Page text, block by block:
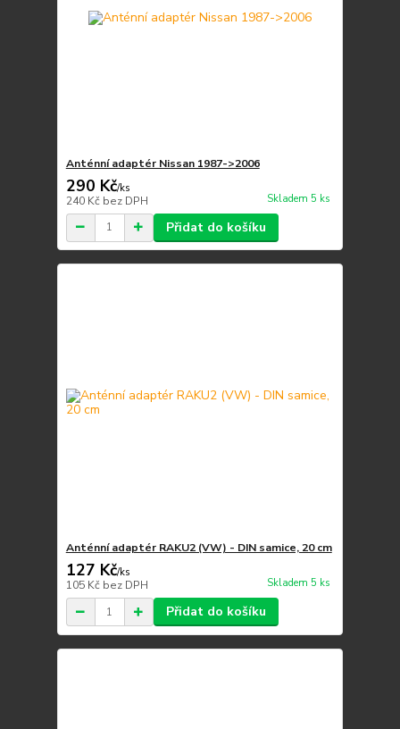
Anténní adaptér Nissan 1987->2006
290 Kč/ks
240 Kč bez DPH Skladem 5 ks
Přidat do košíku
Anténní adaptér RAKU2 (VW) - DIN samice, 20 cm
127 Kč/ks
105 Kč bez DPH Skladem 5 ks
Přidat do košíku